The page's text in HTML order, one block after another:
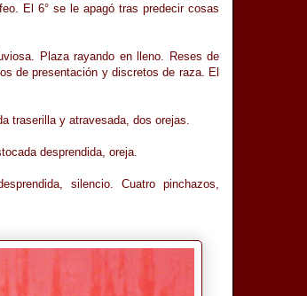
El 6° se le apagó tras predecir cosas
Plaza rayando en lleno. Reses de
de presentación y discretos de raza. El
traserilla y atravesada, dos orejas.
desprendida, oreja.
silencio. Cuatro pinchazos,